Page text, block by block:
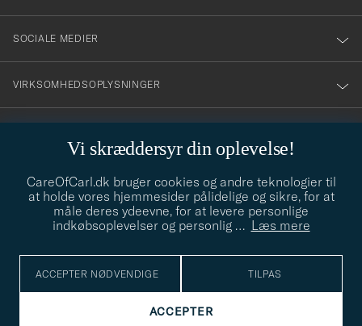
Vi skræddersyr din oplevelse!
CareOfCarl.dk bruger cookies og andre teknologier til
at holde vores hjemmesider pålidelige og sikre, for at
måle deres ydeevne, for at levere personlige
indkøbsoplevelser og personlig … Læs mere
ACCEPTER NØDVENDIGE TILPAS
ACCEPTER
SOCIALE MEDIER
VIRKSOMHEDSOPLYSNINGER
info@careofcarl.dk
Behøver du hjælp til at finde din stil? Lad os hjælpe dig, vi hjælper
gerne til!
STILRÅD